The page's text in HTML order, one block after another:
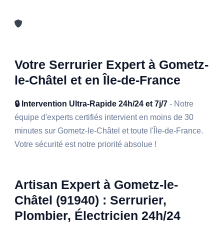
Votre Serrurier Expert à Gometz-
le-Châtel et en Île-de-France
🔒 Intervention Ultra-Rapide 24h/24 et 7j/7 - Notre
équipe d'experts certifiés intervient en moins de 30
minutes sur Gometz-le-Châtel et toute l'Île-de-France.
Votre sécurité est notre priorité absolue !
Artisan Expert à Gometz-le-
Châtel (91940) : Serrurier,
Plombier, Électricien 24h/24